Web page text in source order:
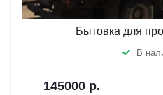
Бытовка для
В
145000 р.